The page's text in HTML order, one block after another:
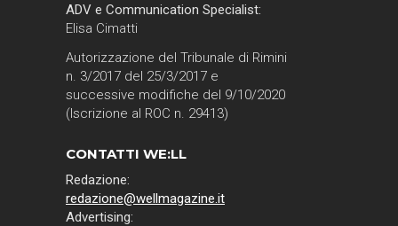
ADV e Communication Specialist:
Elisa Cimatti
Autorizzazione del Tribunale di Rimini
n. 3/2017 del 25/3/2017 e
successive modifiche del 9/10/2020
(Iscrizione al ROC n. 29413)
CONTATTI WE:LL
Redazione:
redazione@wellmagazine.it
Advertising: